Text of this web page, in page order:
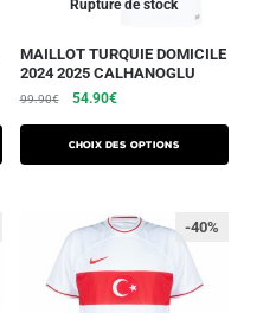
Rupture de stock
MAILLOT TURQUIE DOMICILE
2024 2025 CALHANOGLU
99.90€ 54.90€
Choix des options
-40%